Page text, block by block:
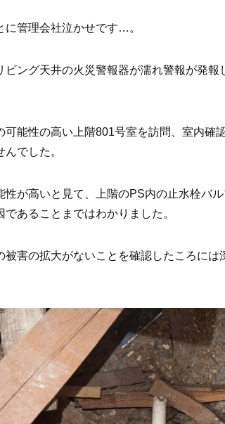
に管理会社泣かせです…。
ビング天井の火災警報器が濡れ警報が発
可能性の高い上階801号室を訪問、室内確
でした。
性が高いと見て、上階のPS内の止水栓バ
あることまではわかりました。
被害の拡大がないことを確認したころに